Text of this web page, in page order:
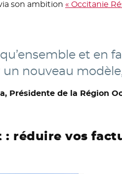
son ambition « Occitanie
qu’ensemble et en
nouveau
Présidente de la Région
: réduire vos